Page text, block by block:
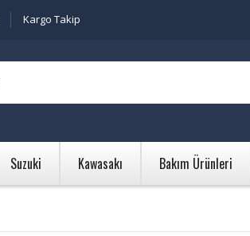
Kargo Takip
Suzuki Kawasakı Bakım Ürünleri